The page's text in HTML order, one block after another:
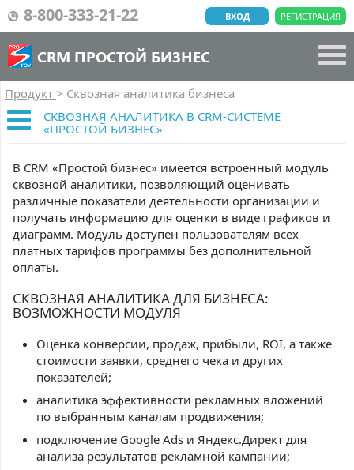
8-800-333-21-22 РЕГИСТРАЦИЯ
ВХОД
CRM ПРОСТОЙ БИЗНЕС
Продукт > Сквозная аналитика бизнеса
СКВОЗНАЯ АНАЛИТИКА В CRM-СИСТЕМЕ
«ПРОСТОЙ БИЗНЕС»
В CRM «Простой бизнес» имеется встроенный модуль
сквозной аналитики, позволяющий оценивать
различные показатели деятельности организации и
получать информацию для оценки в виде графиков и
диаграмм. Модуль доступен пользователям всех
платных тарифов программы без дополнительной
оплаты.
СКВОЗНАЯ АНАЛИТИКА ДЛЯ БИЗНЕСА:
ВОЗМОЖНОСТИ МОДУЛЯ
Оценка конверсии, продаж, прибыли, ROI, а также
стоимости заявки, среднего чека и других
показателей;
аналитика эффективности рекламных вложений
по выбранным каналам продвижения;
подключение Google Ads и Яндекс.Директ для
анализа результатов рекламной кампании;